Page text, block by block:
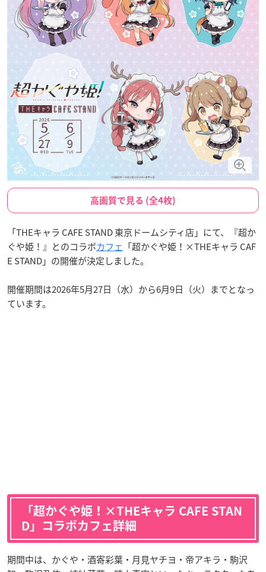
高画質で見る (全4枚)
「THEキャラ CAFE STAND 東京ドームシティ店」にて、『超か
ぐや姫！』とのコラボカフェ 「超かぐや姫！×THEキャラ CAF
E STAND」の開催が決定しました。
開催期間は2026年5月27日（水）から6月9日（火）までとなっ
ています。
「超かぐや姫！×THEキャラ CAFE STAN
D」コラボカフェ詳細
期間中は、かぐや・酒寄彩葉・月見ヤチヨ・帝アキラ・駒沢